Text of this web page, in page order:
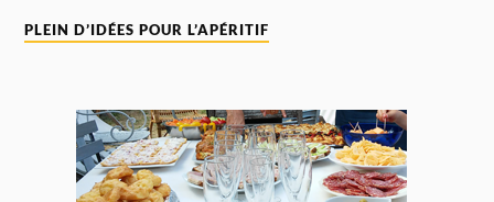
PLEIN D’IDÉES POUR L’APÉRITIF